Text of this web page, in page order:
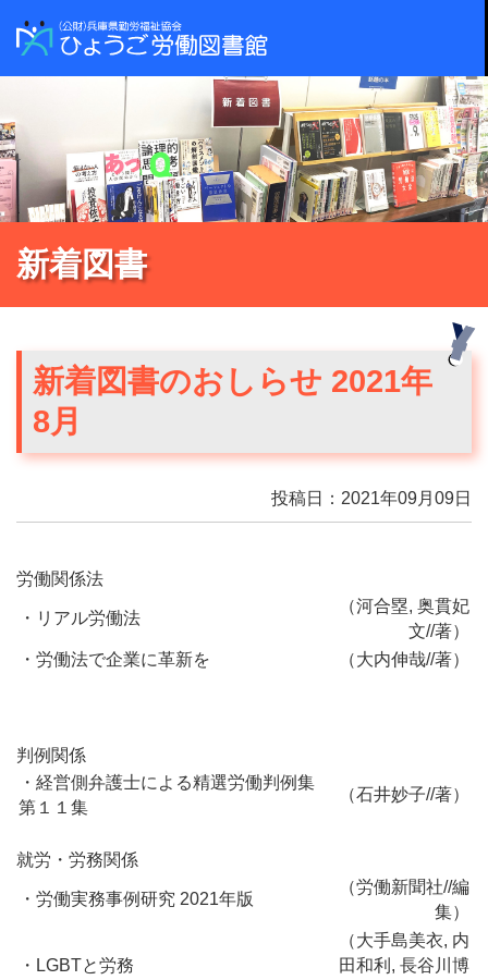
新着図書
新着図書のおしらせ 2021年
8月
投稿日：2021年09月09日
労働関係法
・リアル労働法
（河合塁, 奥貫妃
文//著）
・労働法で企業に革新を
（大内伸哉//著）
判例関係
・経営側弁護士による精選労働判例集
第１１集
（石井妙子//著）
就労・労務関係
・労働実務事例研究 2021年版
（労働新聞社//編
集）
・LGBTと労務
（大手島美衣, 内
田和利, 長谷川博